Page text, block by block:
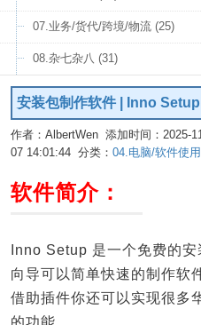
07.业务/货代/跨境/物流 (25)
08.杂七杂八 (31)
安装包制作软件 | Inno Setup
作者：AlbertWen 添加时间：2025-
07 14:01:44 分类： 04.电脑/软件使用
软件简介：
Inno Setup 是一个免费的
向导可以简单快速的制作软
借助插件你还可以实现很多